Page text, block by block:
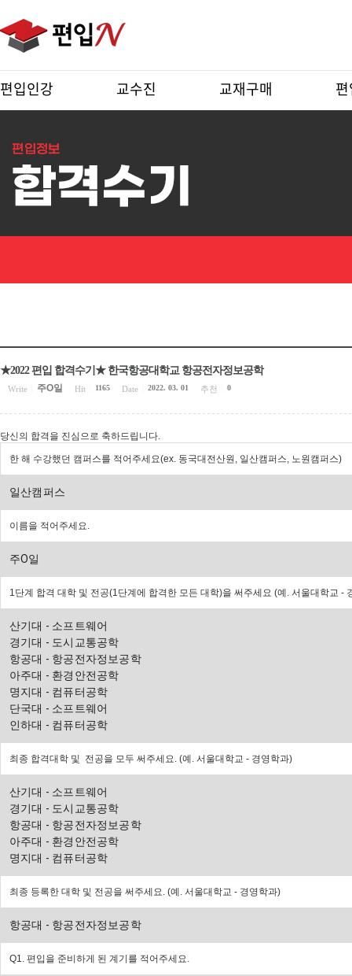
편입인강 교수진 교재구매
★2022 편입 합격수기★ 한국항공대학교 항공전자정보공학
Write 주O일 Hit 1165 Date 2022. 03. 01 추천 0
당신의 합격을 진심으로 축하드립니다.
한 해 수강했던 캠퍼스를 적어주세요(ex. 동국대전산원, 일산캠퍼스, 노원캠퍼스)
일산캠퍼스
이름을 적어주세요.
주O일
1단계 합격 대학 및 전공(1단계에 합격한 모든 대학)을 써주세요 (예. 서울대학교 -
산기대 - 소프트웨어
경기대 - 도시교통공학
항공대 - 항공전자정보공학
아주대 - 환경안전공학
명지대 - 컴퓨터공학
단국대 - 소프트웨어
인하대 - 컴퓨터공학
최종 합격대학 및 전공을 모두 써주세요. (예. 서울대학교 - 경영학과)
산기대 - 소프트웨어
경기대 - 도시교통공학
항공대 - 항공전자정보공학
아주대 - 환경안전공학
명지대 - 컴퓨터공학
최종 등록한 대학 및 전공을 써주세요. (예. 서울대학교 - 경영학과)
항공대 - 항공전자정보공학
Q1. 편입을 준비하게 된 계기를 적어주세요.